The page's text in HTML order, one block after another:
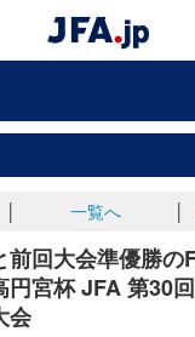
一覧へ
前回大会準優勝の
宮杯 JFA 第30
会